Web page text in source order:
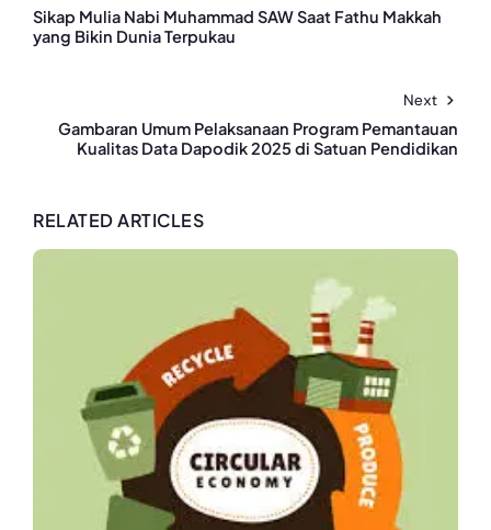
Sikap Mulia Nabi Muhammad SAW Saat Fathu Makkah
yang Bikin Dunia Terpukau
Next
Gambaran Umum Pelaksanaan Program Pemantauan
Kualitas Data Dapodik 2025 di Satuan Pendidikan
RELATED ARTICLES